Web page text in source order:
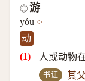
◎ 游
yóu
动
人或动物
书证 其